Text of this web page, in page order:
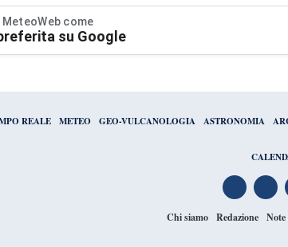
MeteoWeb come
su Google
REALE METEO GEO-VULCANOLOGIA ASTRONOMIA
Chi siamo Redazione Note